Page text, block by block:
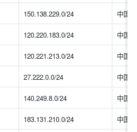
150.138.229.0/24 中国
120.220.183.0/24 中国
120.221.213.0/24 中国
27.222.0.0/24 中国
140.249.8.0/24 中国
183.131.210.0/24 中国